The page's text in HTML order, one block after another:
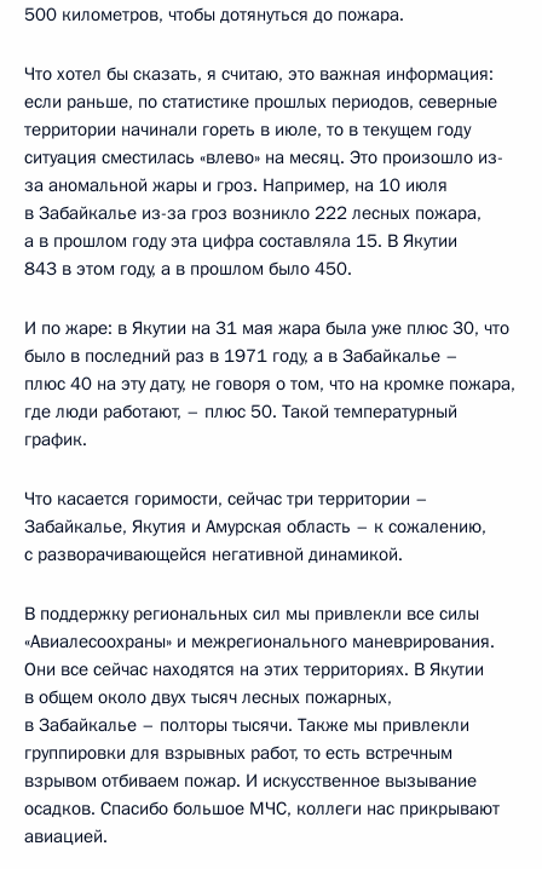
500 километров, чтобы дотянуться до пожара.
Что хотел бы сказать, я считаю, это важная информация:
если раньше, по статистике прошлых периодов, северные
территории начинали гореть в июле, то в текущем году
ситуация сместилась «влево» на месяц. Это произошло из-
за аномальной жары и гроз. Например, на 10 июля
в Забайкалье из-за гроз возникло 222 лесных пожара,
а в прошлом году эта цифра составляла 15. В Якутии
843 в этом году, а в прошлом было 450.
И по жаре: в Якутии на 31 мая жара была уже плюс 30, что
было в последний раз в 1971 году, а в Забайкалье –
плюс 40 на эту дату, не говоря о том, что на кромке пожара,
где люди работают, – плюс 50. Такой температурный
график.
Что касается горимости, сейчас три территории –
Забайкалье, Якутия и Амурская область – к сожалению,
с разворачивающейся негативной динамикой.
В поддержку региональных сил мы привлекли все силы
«Авиалесоохраны» и межрегионального маневрирования.
Они все сейчас находятся на этих территориях. В Якутии
в общем около двух тысяч лесных пожарных,
в Забайкалье – полторы тысячи. Также мы привлекли
группировки для взрывных работ, то есть встречным
взрывом отбиваем пожар. И искусственное вызывание
осадков. Спасибо большое МЧС, коллеги нас прикрывают
авиацией.